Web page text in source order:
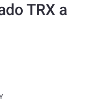
TRX a